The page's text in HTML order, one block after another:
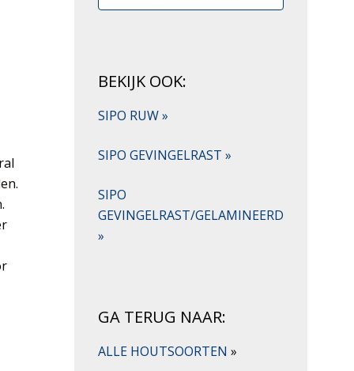
BEKIJK OOK:
SIPO RUW »
SIPO GEVINGELRAST »
SIPO
GEVINGELRAST/GELAMINEERD
»
GA TERUG NAAR:
ALLE HOUTSOORTEN »